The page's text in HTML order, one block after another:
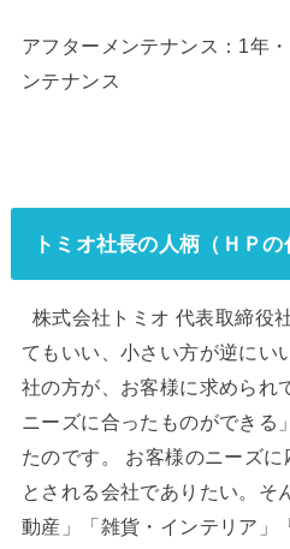
アフターメンテナンス：1年
ンテナンス
トミオ社長の人柄（ＨＰの
株式会社トミオ 代表取締
てもいい、小さい方が逆にい
社の方が、お客様に求められ
ニーズに合ったものができる
たのです。 お客様のニーズ
とされる会社でありたい。そ
動産」「雑貨・インテリア」